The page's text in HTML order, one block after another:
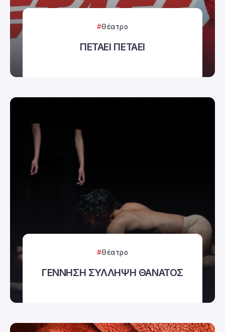
Θέατρο
ΠΕΤΑΕΙ ΠΕΤΑΕΙ
Θέατρο
ΓΕΝΝΗΣΗ ΣΥΛΛΗΨΗ ΘΑΝΑΤΟΣ